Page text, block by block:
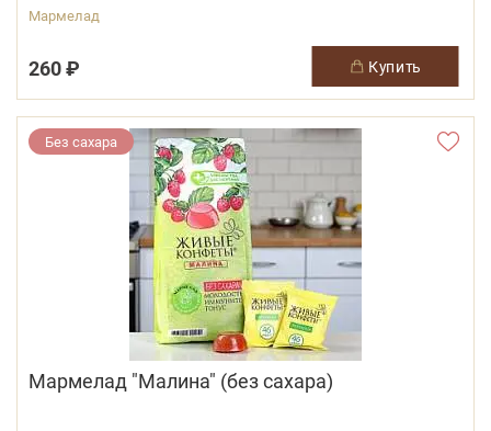
Мармелад
260 ₽ купить
Без сахара
Мармелад "Малина" (без сахара)